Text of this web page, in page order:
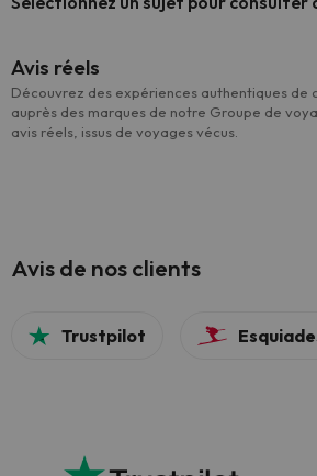
Avis réels
Découvrez des expériences authentiques de
auprès des marques de notre Groupe de
avis réels, issus de voyages vécus.
Avis de nos clients
Trustpilot